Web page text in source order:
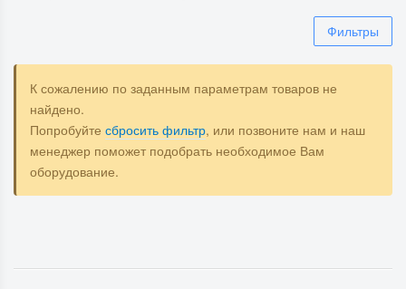
Фильтры
К сожалению по заданным параметрам товаров не
найдено.
Попробуйте сбросить фильтр, или позвоните нам и наш
менеджер поможет подобрать необходимое Вам
оборудование.